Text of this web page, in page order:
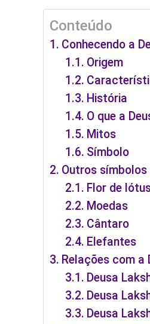
Conteúdo
Conhecendo a
Origem
História
O que a
Mitos
Símbolo
Outros símbolos
Flor de
Moedas
Cântaro
Elefantes
Relações com a
Deusa
Deusa
Deusa